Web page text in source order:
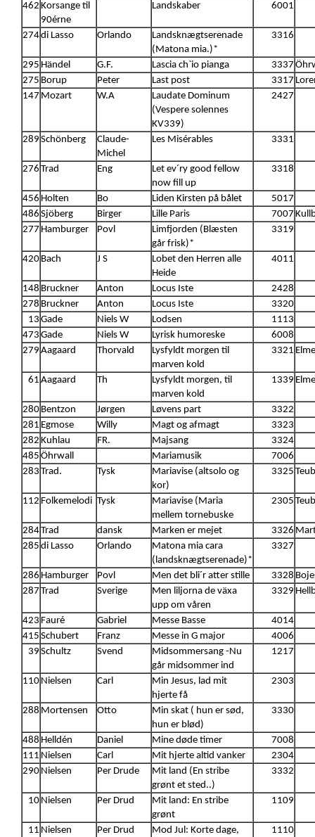
462 Korsange til
90érne
Landskaber 6001
274di Lasso Orlando
Landsknægtserenade
(Matona mia.)*
3316
295 Händel G.F. Lascia ch`io pianga 3337
275 Borup Peter Last post 3317
147 Mozart W.A
Laudate Dominum
(Vespere solennes
KV339)
2427
289 Schönberg
Claude-
Michel
Les Misérables 3331
276 Trad Eng
Let ev´ry good fellow
now fill up
3318
456 Holten Bo Liden Kirsten på bålet
5017
486 Sjöberg Birger Lille Paris 7007
277 Hamburger Povl
Limfjorden (Blæsten
går frisk)*
3319
420 Bach J S
Lobet den Herren alle
Heide
4011
148 Bruckner Anton Locus Iste
2428
278 Bruckner Anton Locus Iste
3320
13 Gade Niels W Lodsen
1113
473 Gade Niels W Lyrisk humoreske
6008
279 Aagaard Thorvald
Lysfyldt morgen til
marven kold
3321
61 Aagaard Th
Lysfyldt morgen, til
marven kold
1339
280 Bentzon Jørgen Løvens part
3322
281 Egmose Willy Magt og afmagt
3323
282 Kuhlau FR. Majsang
3324
485 Öhrwall Mariamusik
7006
283 Trad. Tysk
Mariavise (altsolo og
kor)
3325
112 Folkemelodi Tysk
Mariavise (Maria
mellem tornebuske
2305
284Trad dansk Marken er mejet 3326
285 di Lasso Orlando
Matona mia cara
(landsknægtserenade)*
3327
286 Hamburger Povl Men det bli´r atter stille 3328
287 Trad Sverige
Men liljorna de växa
upp om våren
3329
423 Fauré Gabriel Messe Basse
4014
415 Schubert Franz Messe in G major
4006
39 Schultz Svend
Midsommersang -Nu
går midsommer ind
1217
110 Nielsen Carl
Min Jesus, lad mit
hjerte få
2303
288 Mortensen Otto
Min skat ( hun er sød,
hun er blød)
3330
488 Helldén Daniel Mine døde timer
7008
111 Nielsen Carl Mit hjerte altid vanker
2304
290 Nielsen Per Drude
Mit land (En stribe
grønt et sted..)
3332
10 Nielsen Per Drud
Mit land: En stribe
grønt
1109
11 Nielsen Per Drud
Mod Jul: Korte dage,
1110